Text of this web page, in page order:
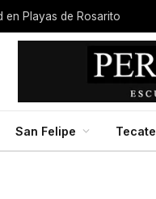
en Playas de Rosarito
San Felipe Tecate